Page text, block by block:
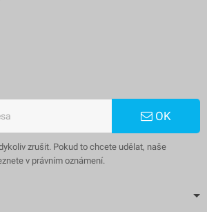
OK
zrušit. Pokud to chcete udělat, naše
v právním oznámení.